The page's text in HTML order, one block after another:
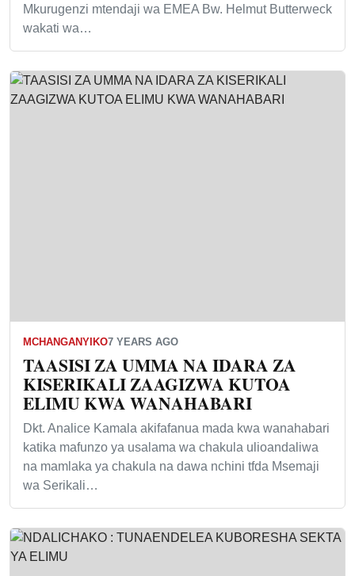
Mkurugenzi mtendaji wa EMEA Bw. Helmut Butterweck
wakati wa…
MCHANGANYIKO7 YEARS AGO
TAASISI ZA UMMA NA IDARA ZA
KISERIKALI ZAAGIZWA KUTOA
ELIMU KWA WANAHABARI
Dkt. Analice Kamala akifafanua mada kwa wanahabari
katika mafunzo ya usalama wa chakula ulioandaliwa
na mamlaka ya chakula na dawa nchini tfda Msemaji
wa Serikali…